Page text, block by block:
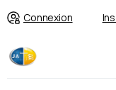
Connexion